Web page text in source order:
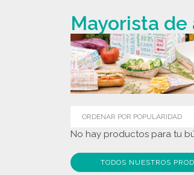
Mayorista
No hay productos para tu
TODOS NUESTROS